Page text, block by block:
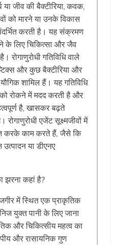
या जीव की बैक्टीरिया, कवक,
को मारने या उनके विकास
करती है। यह संक्रमण
के लिए चिकित्सा और जैव
रोगाणुरोधी गतिविधि वाले
और कुछ बैक्टीरिया और
शामिल हैं। यह गतिविधि
रोकने में मदद करती है और
है, खासकर बढ़ते
रोगाणुरोधी एजेंट सूक्ष्मजीवों में
करके काम करते हैं, जैसे कि
उत्पादन या डीएनए
झरना कहां है?
में स्थित एक प्राकृतिक
युक्त पानी के लिए जाना
और चिकित्सीय महत्व का
और रासायनिक गुण